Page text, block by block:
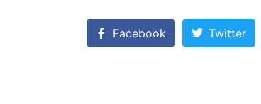
Facebook Twitter